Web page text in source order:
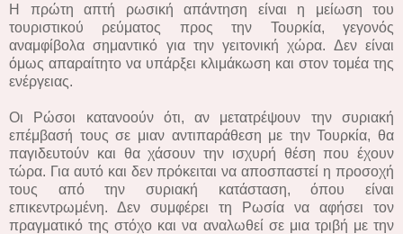
Η πρώτη απτή ρωσική απάντηση είναι η μείωση του
τουριστικού ρεύματος προς την Τουρκία, γεγονός
αναμφίβολα σημαντικό για την γειτονική χώρα. Δεν είναι
όμως απαραίτητο να υπάρξει κλιμάκωση και στον τομέα της
ενέργειας.
Οι Ρώσοι κατανοούν ότι, αν μετατρέψουν την συριακή
επέμβασή τους σε μιαν αντιπαράθεση με την Τουρκία, θα
παγιδευτούν και θα χάσουν την ισχυρή θέση που έχουν
τώρα. Για αυτό και δεν πρόκειται να αποσπαστεί η προσοχή
τους από την συριακή κατάσταση, όπου είναι
επικεντρωμένη. Δεν συμφέρει τη Ρωσία να αφήσει τον
πραγματικό της στόχο και να αναλωθεί σε μια τριβή με την